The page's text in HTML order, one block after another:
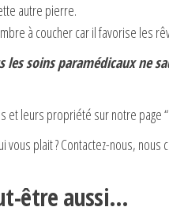
autre pierre.
à coucher car il favorise les
les soins paramédicaux ne
et leurs propriété sur notre page
vous plait ? Contactez-nous,
être aussi…